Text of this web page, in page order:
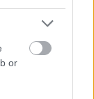
or
Kijev